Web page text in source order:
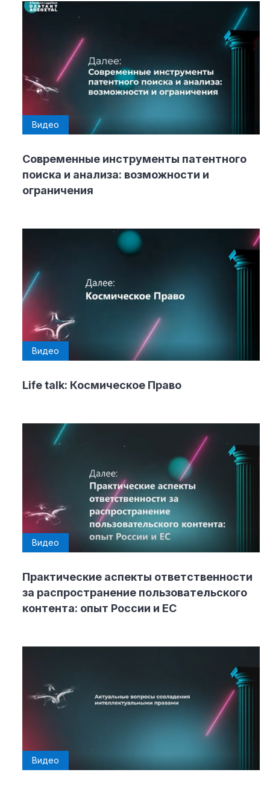
Видео
Современные инструменты патентного
поиска и анализа: возможности и
ограничения
Видео
Life talk: Космическое Право
Видео
Практические аспекты ответственности
за распространение пользовательского
контента: опыт России и ЕС
Видео